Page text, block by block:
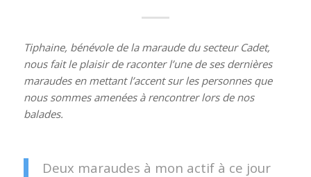
Tiphaine, bénévole de la maraude du secteur Cadet,
nous fait le plaisir de raconter l’une de ses dernières
maraudes en mettant l’accent sur les personnes que
nous sommes amenées à rencontrer lors de nos
balades.
Deux maraudes à mon actif à ce jour